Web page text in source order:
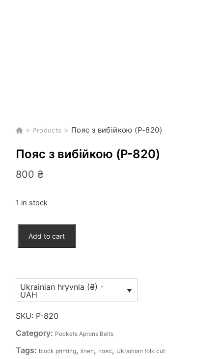
> Products > Пояс з вибійкою (P-820)
Пояс з вибійкою (P-820)
800 ₴
1 in stock
(P-
quantity
Add to cart
Ukrainian hryvnia (₴) -
UAH
SKU: P-820
Category: Pockets Aprons Belts
Tags: block printing, linen, пояс, Ukrainian folk cut